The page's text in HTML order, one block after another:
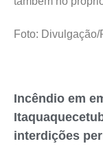
Foto: Divulgação/
Incêndio em
interdições